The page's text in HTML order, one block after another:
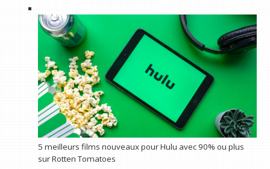
5 meilleurs films nouveaux pour Hulu avec 90% ou plus
sur Rotten Tomatoes